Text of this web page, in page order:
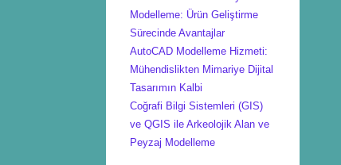
Modelleme: Ürün Geliştirme
Sürecinde Avantajlar
AutoCAD Modelleme Hizmeti:
Mühendislikten Mimariye Dijital
Tasarımın Kalbi
Coğrafi Bilgi Sistemleri (GIS)
ve QGIS ile Arkeolojik Alan ve
Peyzaj Modelleme